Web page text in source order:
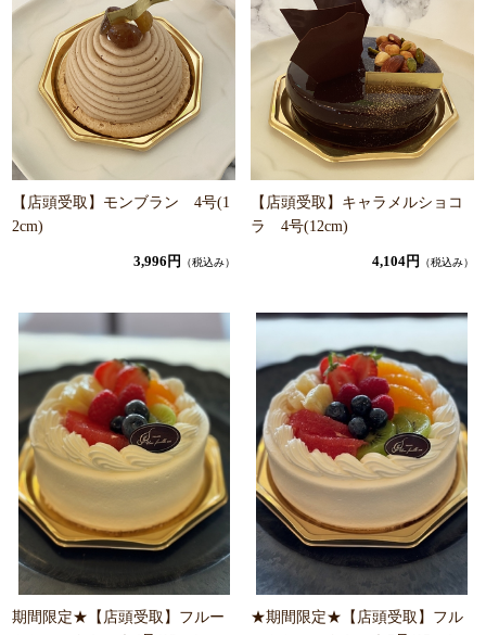
【店頭受取】モンブラン 4号(1
2cm)
3,996円 （税込み）
【店頭受取】キャラメルショコ
ラ 4号(12cm)
4,104円 （税込み）
期間限定★【店頭受取】フルー
★期間限定★【店頭受取】フル